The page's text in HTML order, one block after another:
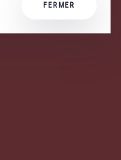
FERMER